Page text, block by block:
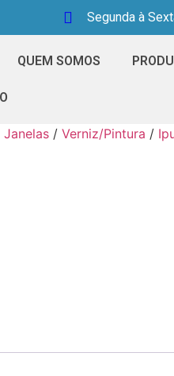
Segunda à
QUEM SOMOS
/ Verniz/Pintura /